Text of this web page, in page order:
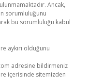
Ancak,
sorumluluğunu
bu sorumluluğu kabul
aykırı olduğunu
adresine bildirmeniz
içerisinde sitemizden